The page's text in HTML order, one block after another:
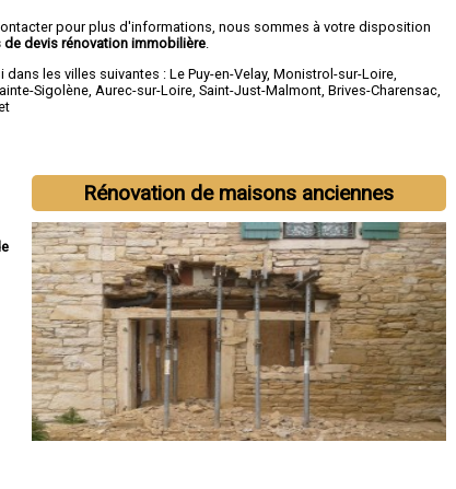
pour plus d'informations, nous sommes à votre disposition
de devis rénovation immobilière
dans les villes suivantes :Le Puy-en-Velay,Monistrol-sur-Loire
Sigolène Aurec-sur-Loire ,Saint-Just-Malmont ,Brives-Charensac
Rénovation de maisons anciennes